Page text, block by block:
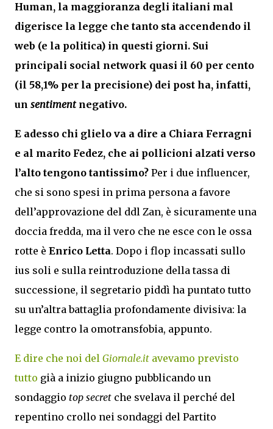
Human, la maggioranza degli italiani mal
digerisce la legge che tanto sta accendendo il
web (e la politica) in questi giorni. Sui
principali social network quasi il 60 per cento
(il 58,1% per la precisione) dei post ha, infatti,
un sentimentnegativo.
E adesso chi glielo va a dire a Chiara Ferragni
e al marito Fedez, che ai pollicioni alzati verso
l’alto tengono tantissimo? Per i due influencer,
che si sono spesi in prima persona a favore
dell’approvazione del ddl Zan, è sicuramente una
doccia fredda, ma il vero che ne esce con le ossa
rotte è Enrico Letta. Dopo i flop incassati sullo
ius soli e sulla reintroduzione della tassa di
successione, il segretario piddì ha puntato tutto
su un’altra battaglia profondamente divisiva: la
legge contro la omotransfobia, appunto.
E dire che noi del Giornale.it avevamo previsto
tutto già a inizio giugno pubblicando un
sondaggio top secret che svelava il perché del
repentino crollo nei sondaggi del Partito